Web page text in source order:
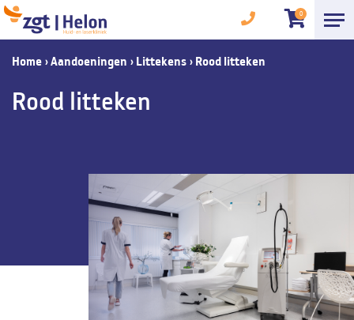
0
Home ›Aandoeningen › Littekens › Rood litteken
Rood litteken